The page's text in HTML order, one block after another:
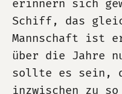
erinnern sich
Schiff, das
Mannschaft ist
über die Jahre
sollte es sein,
inzwischen zu